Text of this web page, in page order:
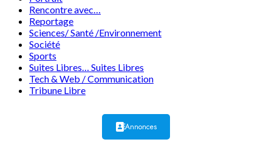
Rencontre avec…
Reportage
Sciences/ Santé /Environnement
Société
Sports
Suites Libres… Suites Libres
Tech & Web / Communication
Tribune Libre
Annonces